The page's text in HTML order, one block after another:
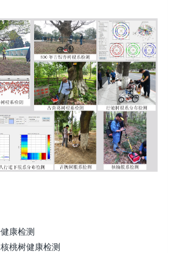
康检测
桃树健康检测